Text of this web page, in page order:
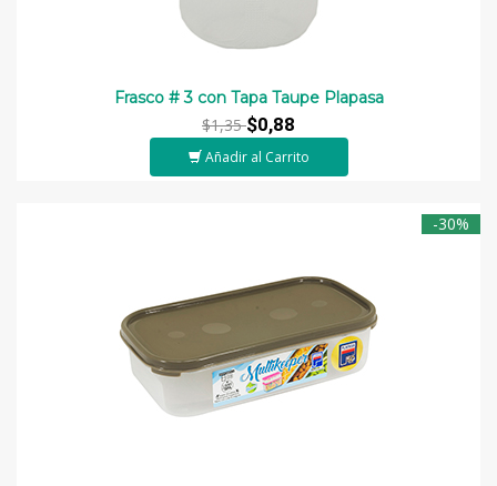
Frasco # 3 con Tapa Taupe Plapasa
$1,35$0,88
Añadir al Carrito
-30%